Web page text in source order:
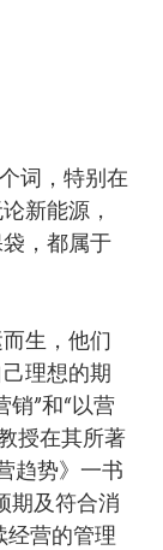
词，特别在
新能源，
，都属于
生，他们
理想的期
”和“以营
授在其所著
趋势》一书
期及符合消
经营的管理